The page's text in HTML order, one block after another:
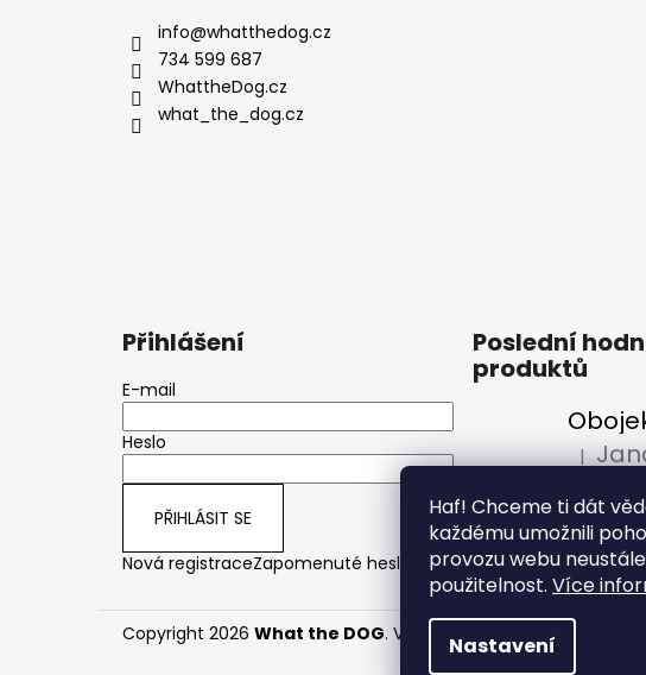
Haf! Chceme ti dát
každému umožnili
provozu webu
použitelnost. Více
Nastavení
info@whatthedog.cz
734 599 687
WhattheDog.cz
what_the_dog.cz
Přihlášení
E-mail
Heslo
PŘIHLÁSIT SE
Nová registraceZapomenuté heslo
Poslední
produktů
|
Obojek má veselé
🐶
Copyright 2026 What the DOG. Všechna práva vyhrazena.